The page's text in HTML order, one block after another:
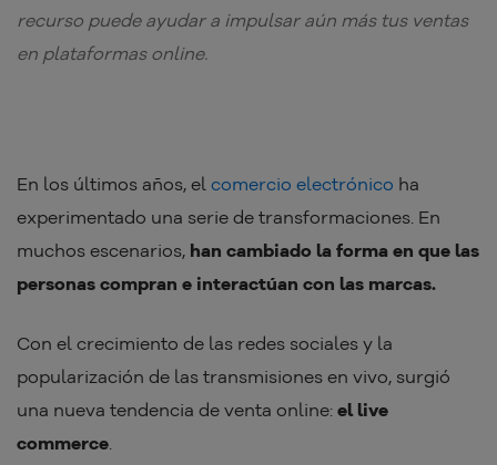
recurso puede ayudar a impulsar aún más tus ventas
en plataformas online.
En los últimos años, el comercio electrónico ha
experimentado una serie de transformaciones. En
muchos escenarios, han cambiado la forma en que las
personas compran e interactúan con las marcas.
Con el crecimiento de las redes sociales y la
popularización de las transmisiones en vivo, surgió
una nueva tendencia de venta online: el live
commerce.